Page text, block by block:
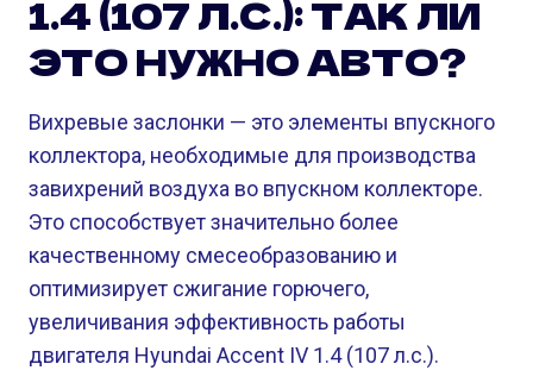
1.4 (107 Л.С.): ТАК ЛИ
ЭТО НУЖНО АВТО?
Вихревые заслонки — это элементы впускного
коллектора, необходимые для производства
завихрений воздуха во впускном коллекторе.
Это способствует значительно более
качественному смесеобразованию и
оптимизирует сжигание горючего,
увеличивания эффективность работы
двигателя Hyundai Accent IV 1.4 (107 л.с.).